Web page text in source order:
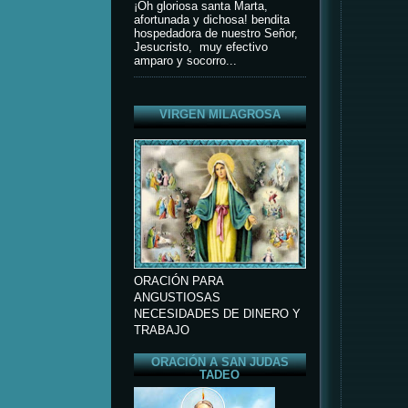
¡Oh gloriosa santa Marta,
afortunada y dichosa! bendita
hospedadora de nuestro Señor,
Jesucristo, muy efectivo
amparo y socorro...
VIRGEN MILAGROSA
ORACIÓN PARA
ANGUSTIOSAS
NECESIDADES DE DINERO Y
TRABAJO
ORACIÓN A SAN JUDAS
TADEO